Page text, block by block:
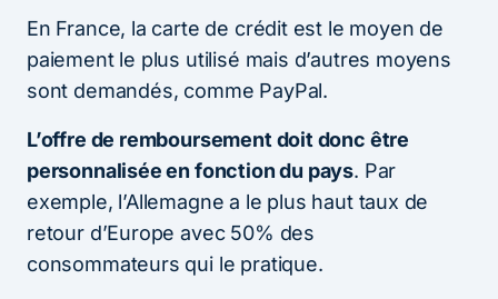
En France, la carte de crédit est le moyen de
paiement le plus utilisé mais d’autres moyens
sont demandés, comme PayPal.
L’offre de remboursement doit donc être
personnalisée en fonction du pays. Par
exemple, l’Allemagne a le plus haut taux de
retour d’Europe avec 50% des
consommateurs qui le pratique.